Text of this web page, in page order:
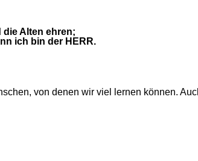
Alten ehren;
ich bin der HERR.
von denen wir viel lernen können.